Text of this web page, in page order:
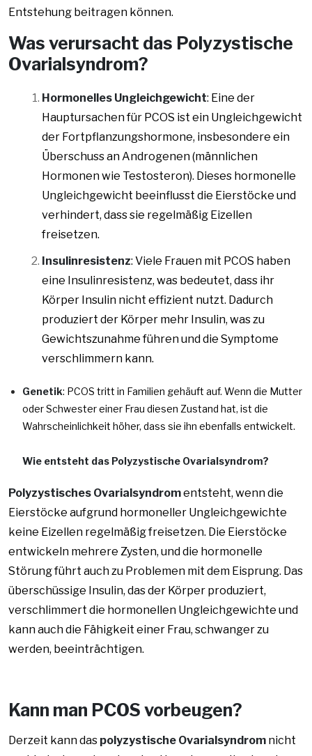
Entstehung beitragen können.
Was verursacht das Polyzystische
Ovarialsyndrom?
Hormonelles Ungleichgewicht: Eine der
Hauptursachen für PCOS ist ein Ungleichgewicht
der Fortpflanzungshormone, insbesondere ein
Überschuss an Androgenen (männlichen
Hormonen wie Testosteron). Dieses hormonelle
Ungleichgewicht beeinflusst die Eierstöcke und
verhindert, dass sie regelmäßig Eizellen
freisetzen.
Insulinresistenz: Viele Frauen mit PCOS haben
eine Insulinresistenz, was bedeutet, dass ihr
Körper Insulin nicht effizient nutzt. Dadurch
produziert der Körper mehr Insulin, was zu
Gewichtszunahme führen und die Symptome
verschlimmern kann.
Genetik: PCOS tritt in Familien gehäuft auf. Wenn die Mutter
oder Schwester einer Frau diesen Zustand hat, ist die
Wahrscheinlichkeit höher, dass sie ihn ebenfalls entwickelt.
Wie entsteht das Polyzystische Ovarialsyndrom?
Polyzystisches Ovarialsyndromentsteht, wenn die
Eierstöcke aufgrund hormoneller Ungleichgewichte
keine Eizellen regelmäßig freisetzen. Die Eierstöcke
entwickeln mehrere Zysten, und die hormonelle
Störung führt auch zu Problemen mit dem Eisprung. Das
überschüssige Insulin, das der Körper produziert,
verschlimmert die hormonellen Ungleichgewichte und
kann auch die Fähigkeit einer Frau, schwanger zu
werden, beeinträchtigen.
Kann man PCOS vorbeugen?
Derzeit kann das polyzystische Ovarialsyndrom nicht